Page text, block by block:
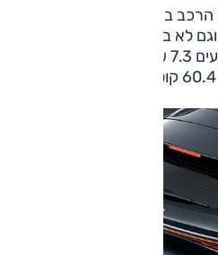
הרכב בממדים – בסיס גלגלים של
456 ס"מ – וגם לא במפרט הטכני: ההספק